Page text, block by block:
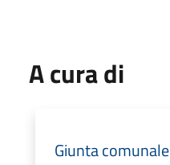
A cura di
Giunta comunale